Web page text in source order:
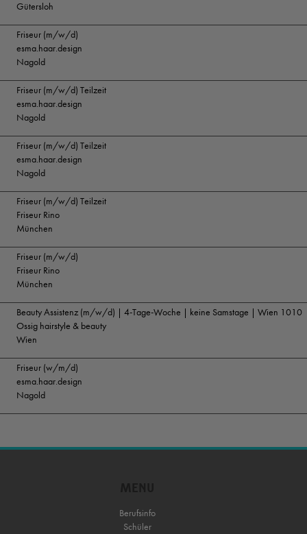
Gütersloh
Friseur (m/w/d)
esma.haar.design
Nagold
Friseur (m/w/d) Teilzeit
esma.haar.design
Nagold
Friseur (m/w/d) Teilzeit
esma.haar.design
Nagold
Friseur (m/w/d) Teilzeit
Friseur Rino
München
Friseur (m/w/d)
Friseur Rino
München
Beauty Assistenz (m/w/d) | 4-Tage-Woche | keine Samstage | Wien 1010
Ossig hairstyle & beauty
Wien
Friseur (w/m/d)
esma.haar.design
Nagold
Berufsinfo
Schüler